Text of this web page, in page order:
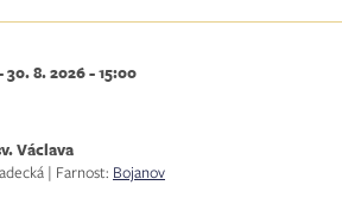
30. 8. 2026 - 15:00
Václava
| Farnost: Bojanov